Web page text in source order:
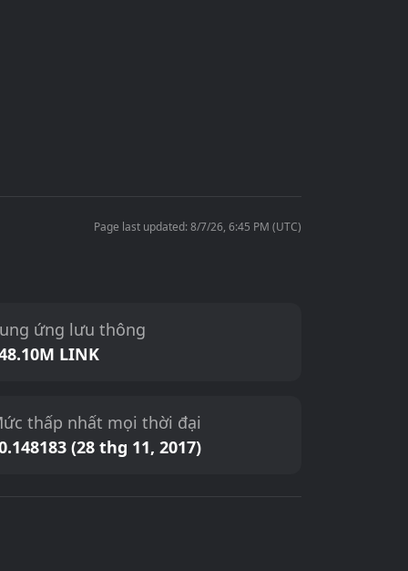
Page last updated: 8/7/26, 6:45 PM (UTC)
ứng lưu thông
LINK
thấp nhất mọi thời đại
(28 thg 11, 2017)